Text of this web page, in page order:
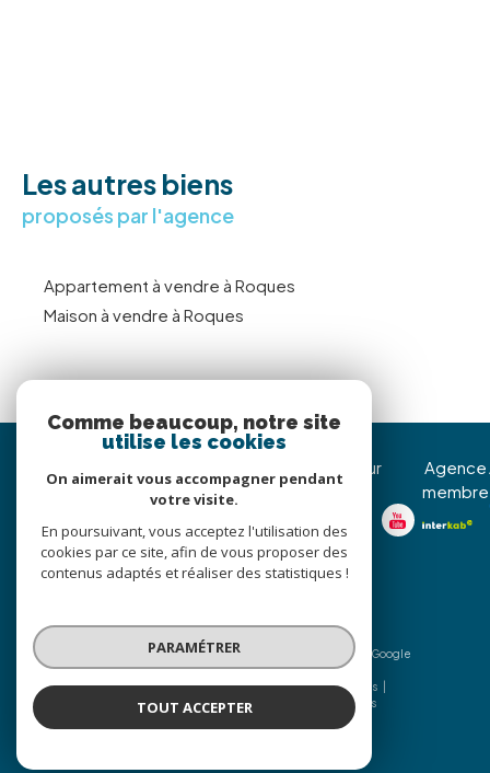
Les autres biens
proposés par l'agence
Appartement à vendre à Roques
Maison à vendre à Roques
christophe@immojoy.com
8 Avenue Jean Pierre
Nous suivre sur
Agence
membre
© 2026 | Tous droits réservés | Traduction powered by Google
|
Nos honoraires
Plan du site
Mentions légales
Admin
Nos liens Politique RGPD Cookies
Comme beaucoup, notre site
utilise les cookies
On aimerait vous accompagner pendant
votre visite.
En poursuivant, vous acceptez l'utilisation des
cookies par ce site, afin de vous proposer des
contenus adaptés et réaliser des statistiques !
PARAMÉTRER
TOUT ACCEPTER